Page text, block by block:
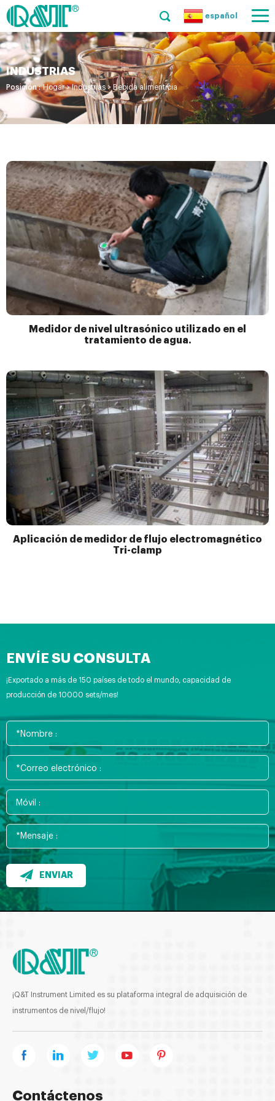
español
INDUSTRIAS
Posición : Hogar>Industrias> Bebida alimenticia
Medidor de nivel ultrasónico utilizado en el
tratamiento de agua.
Aplicación de medidor de flujo electromagnético
Tri-clamp
ENVÍE SU CONSULTA
¡Exportado a más de 150 países de todo el mundo, capacidad de
producción de 10000 sets/mes!
ENVIAR
¡Q&T Instrument Limited es su plataforma integral de adquisición de
instrumentos de nivel/flujo!
Contáctenos